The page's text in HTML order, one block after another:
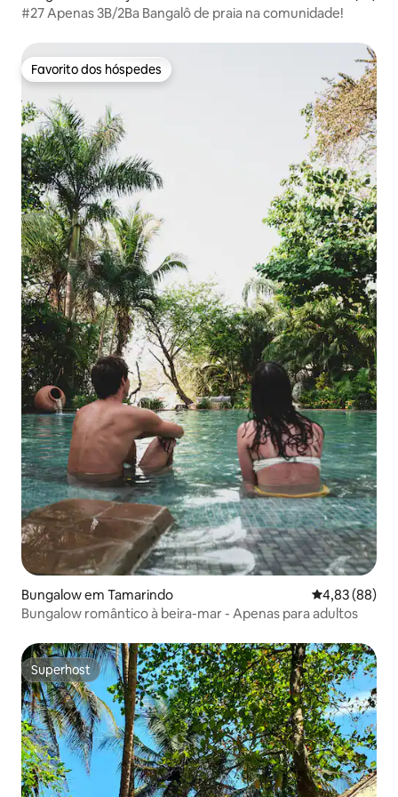
#27 Apenas 3B/2Ba Bangalô de praia na comunidade!
Favorito dos hóspedes
Favorito dos hóspedes
Bungalow em Tamarindo Classificação
4,83 (88)
Bungalow romântico à beira-mar - Apenas para adultos
Superhost
Superhost